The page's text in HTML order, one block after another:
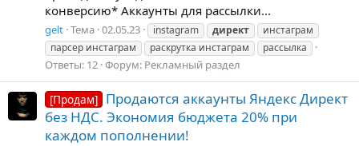
конверсию* Аккаунты для рассылки...
gelt Тема 02.05.23 instagram директ
инстаграм
парсер инстаграм
раскрутка инстаграм рассылка
Ответы: 12 Форум: Рекламный раздел
[Продам] Продаются аккаунты Яндекс Директ
без НДС. Экономия бюджета 20% при
каждом пополнении!